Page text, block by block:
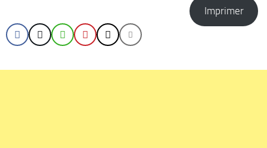
Imprimer